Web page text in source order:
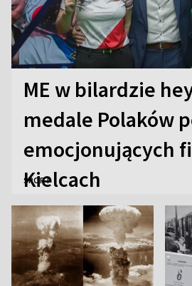
ME w bilardzie
medale Polaków
emocjonujących
Kielcach
SPORT